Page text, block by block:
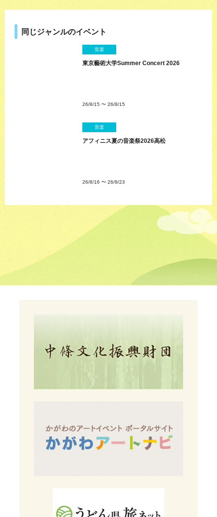
同じジャンルのイベント
音楽
東京藝術大学Summer Concert 2026
26/8/15 〜 26/8/15
音楽
アフィニス夏の音楽祭2026高松
26/8/16 〜 26/8/23